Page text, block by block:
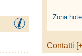
Zona
Contatti